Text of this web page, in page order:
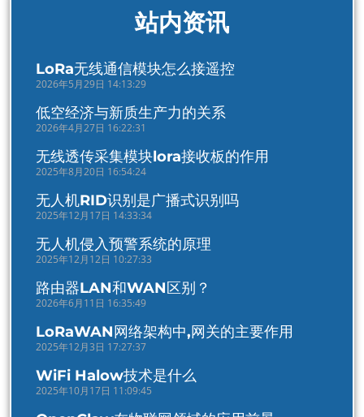
站内资讯
LoRa无线通信模块怎么接遥控
2026年5月29日 14:13:29
低空经济与新质生产力的关系
2026年4月27日 16:22:31
无线透传采集模块lora接收板的作用
2025年8月20日 16:54:24
无人机RID识别是广播式识别吗
2025年12月17日 14:33:34
无人机侵入预警系统的原理
2025年12月12日 10:27:33
路由器LAN和WAN区别？
2026年6月11日 16:35:49
LoRaWAN网络架构中,网关的主要作用
2025年12月3日 17:27:37
WiFi Halow技术是什么
2025年10月17日 11:09:45